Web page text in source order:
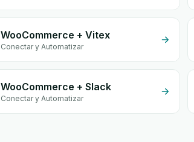
WooCommerce + Vitex
Conectar y Automatizar
WooCommerce + Slack
Conectar y Automatizar